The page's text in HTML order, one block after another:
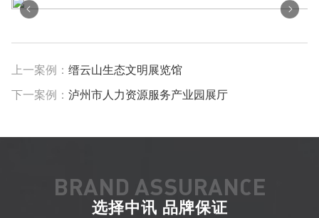
上一案例： 缙云山生态文明展览馆
下一案例： 泸州市人力资源服务产业园展厅
BRAND ASSURANCE
选择中讯 品牌保证